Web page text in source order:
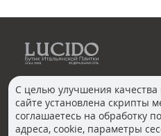
КОНТАКТЫ
Москва, Пречистенка
С целью улучшения качества
сайте установлена скрипты
соглашаетесь на обработку
адреса, cookie, параметры